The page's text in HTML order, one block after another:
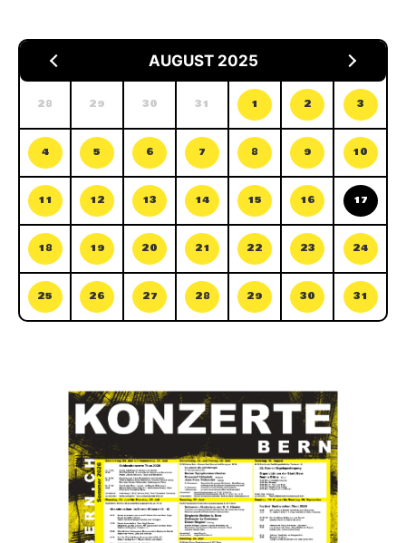
AUGUST 2025
28 29 30 31 1 2 3
4 5 6 7 8 9 10
11 12 13 14 15 16 17
18 19 20 21 22 23 24
25 26 27 28 29 30 31